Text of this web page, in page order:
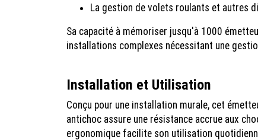
La gestion de volets roulants et autres
Sa capacité à mémoriser jusqu'à 1000
installations complexes nécessitant une
Installation et Utilisation
Conçu pour une installation murale, cet
antichoc assure une résistance accrue aux
ergonomique facilite son utilisation